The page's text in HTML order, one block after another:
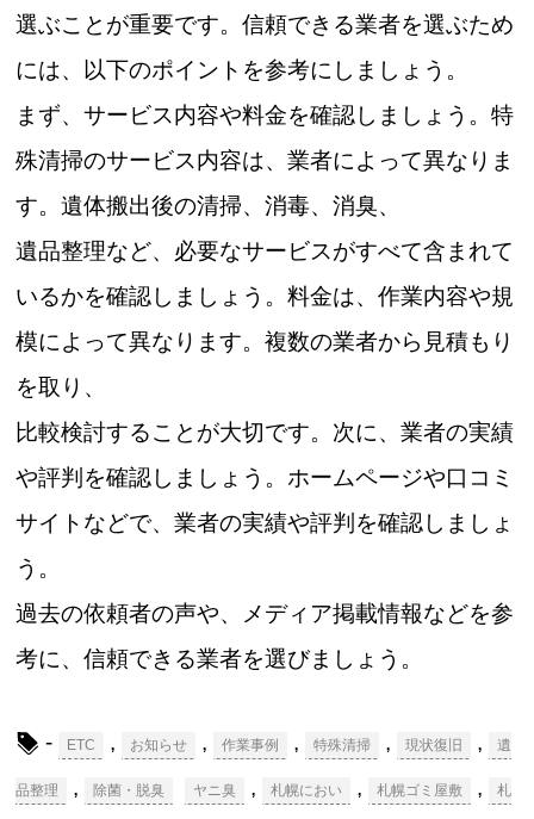
選ぶことが重要です。信頼できる業者を選ぶため
には、以下のポイントを参考にしましょう。
まず、サービス内容や料金を確認しましょう。特
殊清掃のサービス内容は、業者によって異なりま
す。遺体搬出後の清掃、消毒、消臭、
遺品整理など、必要なサービスがすべて含まれて
いるかを確認しましょう。料金は、作業内容や規
模によって異なります。複数の業者から見積もり
を取り、
比較検討することが大切です。次に、業者の実績
や評判を確認しましょう。ホームページや口コミ
サイトなどで、業者の実績や評判を確認しましょ
う。
過去の依頼者の声や、メディア掲載情報などを参
考に、信頼できる業者を選びましょう。
- ETC , お知らせ , 作業事例 , 特殊清掃 , 現状復旧 , 遺
品整理 , 除菌・脱臭 ヤニ臭 , 札幌におい , 札幌ゴミ屋敷 , 札